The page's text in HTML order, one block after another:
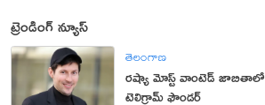
ట్రెండింగ్ న్యూస్
తెలంగాణ
రష్యా మోస్ట్ వాంటెడ్ జాబితాలో
టెలిగ్రామ్ ఫౌండర్